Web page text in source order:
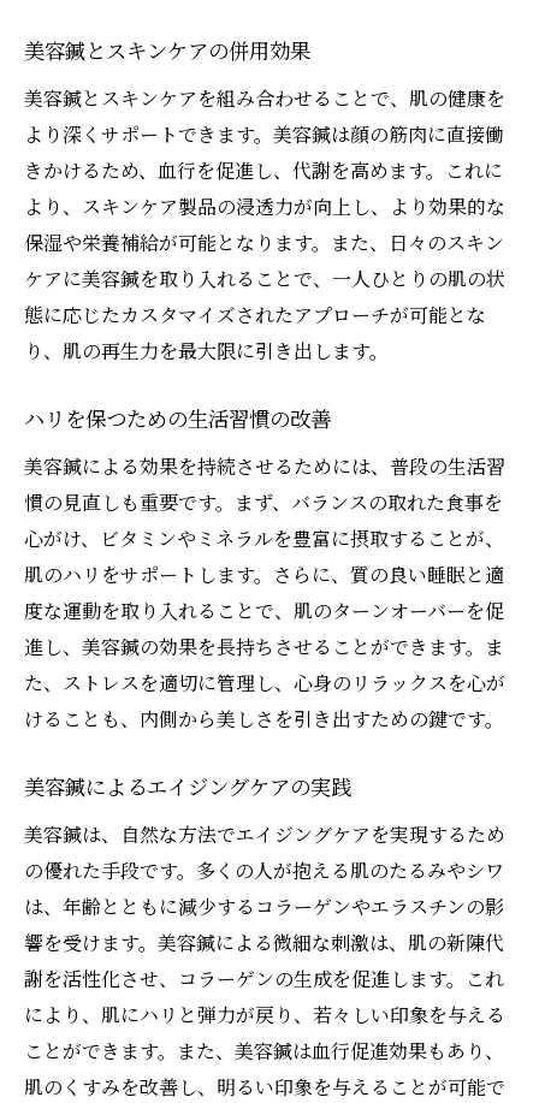
美容鍼とスキンケアの併用効果
美容鍼とスキンケアを組み合わせることで、肌の健康を
より深くサポートできます。美容鍼は顔の筋肉に直接働
きかけるため、血行を促進し、代謝を高めます。これに
より、スキンケア製品の浸透力が向上し、より効果的な
保湿や栄養補給が可能となります。また、日々のスキン
ケアに美容鍼を取り入れることで、一人ひとりの肌の状
態に応じたカスタマイズされたアプローチが可能とな
り、肌の再生力を最大限に引き出します。
ハリを保つための生活習慣の改善
美容鍼による効果を持続させるためには、普段の生活習
慣の見直しも重要です。まず、バランスの取れた食事を
心がけ、ビタミンやミネラルを豊富に摂取することが、
肌のハリをサポートします。さらに、質の良い睡眠と適
度な運動を取り入れることで、肌のターンオーバーを促
進し、美容鍼の効果を長持ちさせることができます。ま
た、ストレスを適切に管理し、心身のリラックスを心が
けることも、内側から美しさを引き出すための鍵です。
美容鍼によるエイジングケアの実践
美容鍼は、自然な方法でエイジングケアを実現するため
の優れた手段です。多くの人が抱える肌のたるみやシワ
は、年齢とともに減少するコラーゲンやエラスチンの影
響を受けます。美容鍼による微細な刺激は、肌の新陳代
謝を活性化させ、コラーゲンの生成を促進します。これ
により、肌にハリと弾力が戻り、若々しい印象を与える
ことができます。また、美容鍼は血行促進効果もあり、
肌のくすみを改善し、明るい印象を与えることが可能で